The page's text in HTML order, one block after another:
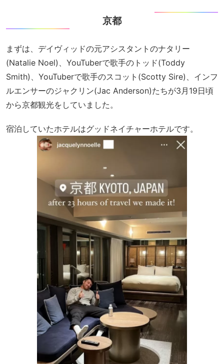
京都
まずは、デイヴィッドの元アシスタントのナタリー
(Natalie Noel)、YouTuberで歌手のトッド(Toddy
Smith)、YouTuberで歌手のスコット(Scotty Sire)、インフ
ルエンサーのジャクリン(Jac Anderson)たちが3月19日頃
から京都観光をしていました。
宿泊していたホテルはグッドネイチャーホテルです。